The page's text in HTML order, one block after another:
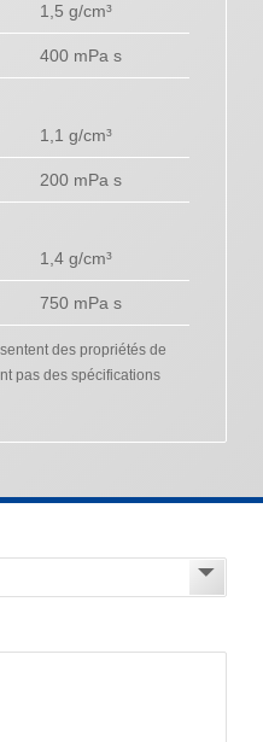
1,5 g/cm³
400 mPa s
1,1 g/cm³
200 mPa s
1,4 g/cm³
750 mPa s
des propriétés de
pas des spécifications